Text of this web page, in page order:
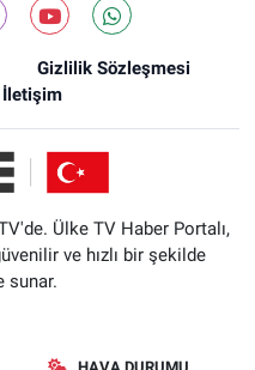
Gizlilik Sözleşmesi
İletişim
Ülke TV Haber Portalı,
ve hızlı bir şekilde
sunar.